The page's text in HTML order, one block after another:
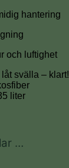
hantering
och luftighet
svälla – klart!
liter
…